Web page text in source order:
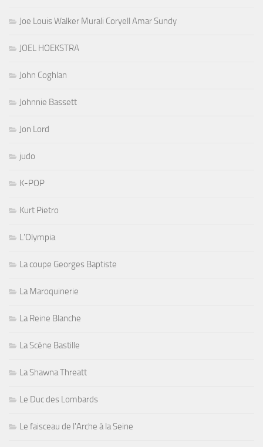
Joe Louis Walker Murali Coryell Amar Sundy
JOEL HOEKSTRA
John Coghlan
Johnnie Bassett
Jon Lord
judo
K-POP
Kurt Pietro
L'Olympia
La coupe Georges Baptiste
La Maroquinerie
La Reine Blanche
La Scène Bastille
La Shawna Threatt
Le Duc des Lombards
Le faisceau de l'Arche à la Seine